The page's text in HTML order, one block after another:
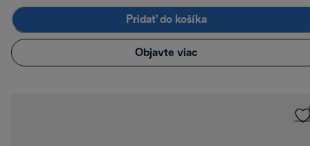
Pridať do košíka
Objavte viac